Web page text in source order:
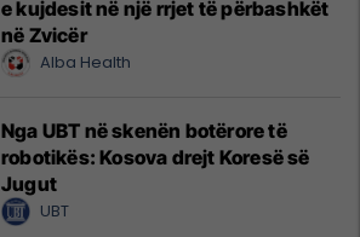
e kujdesit në një rrjet të përbashkët
në Zvicër
Alba Health
Nga UBT në skenën botërore të
robotikës: Kosova drejt Koresë së
Jugut
UBT